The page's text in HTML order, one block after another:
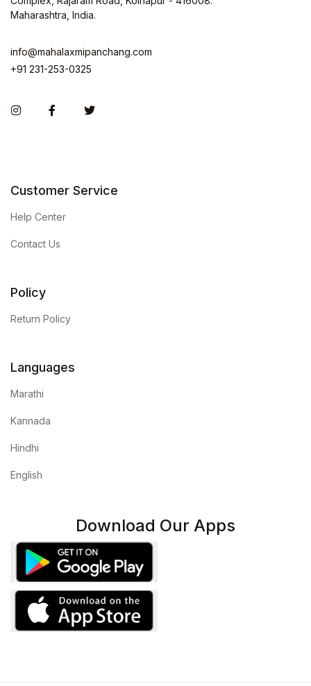
Maharashtra, India.
info@mahalaxmipanchang.com
+91 231-253-0325
InstagramFacebookTwitter
Customer Service
Help Center
Contact Us
Policy
Return Policy
Languages
Marathi
Kannada
Hindhi
English
Download Our Apps